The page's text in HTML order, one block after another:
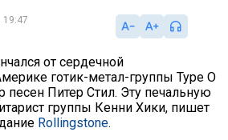
19:47
от сердечной
готик-метал-группы Type O
песен Питер Стил. Эту печальную
группы Кенни Хики, пишет
Rollingstone.